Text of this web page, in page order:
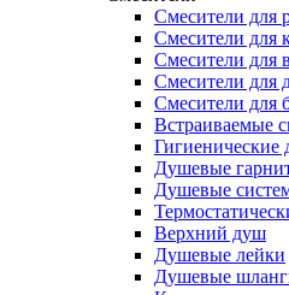
Смесители для
Смесители для
Смесители для
Смесители для
Смесители для
Встраиваемые
Душевые
Душевые
Верхний душ
Душевые лейки
Душевые